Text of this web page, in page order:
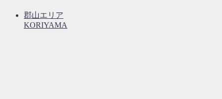
郡山エリア
KORIYAMA